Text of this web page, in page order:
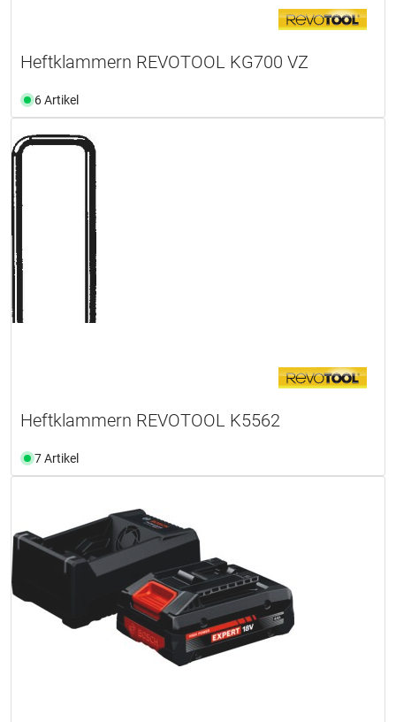
Heftklammern REVOTOOL KG700 VZ
6 Artikel
Heftklammern REVOTOOL K5562
7 Artikel